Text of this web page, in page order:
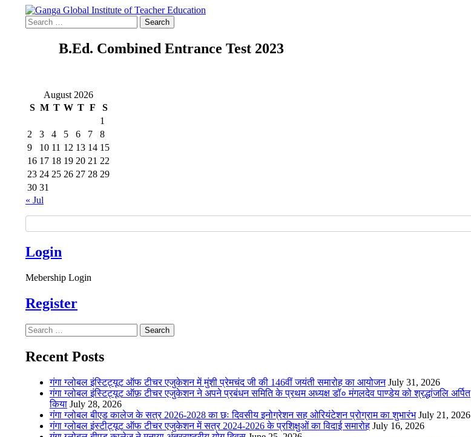
content Ganga Global Institute of Teacher Education
Search
Search
for:
B.Ed. Combined Entrance Test 2023
August 2026
S M T W T F
S
1
2
3 4 5 6 7
8
9
10 11 12 13 14 15
16 17 18 19 20 21 22
23 24 25 26 27 28 29
30 31
« Jul
Excellence in Education
Login
Mebership Login
Register
Search
for:
Recent Posts
गंगा ग्लोबल इंस्टिट्यूट ऑफ टीचर एजुकेशन में मुंशी प्रेमचंद जी की 146वीं जयंती समारोह का आयोजन July 31, 2026
गंगा ग्लोबल इंस्टिट्यूट ऑफ़ टीचर एजुकेशन ने अपने प्रबंधन समिति के प्रथम अध्यक्ष डॉ० मंगलदेव पाण्डेय को श्रद्धांजलि अर्पित
किया July 28, 2026
गंगा ग्लोबल बीएड कालेज के सत्र 2026-2028 का छः दिवसीय इनोग्रेशन सह ओरियंटेशन प्रोग्राम का शुभारंभ July 21, 2026
गंगा ग्लोबल इंस्टीट्यूट ऑफ टीचर एजुकेशन में सत्र 2024-2026 के प्रशिक्षुओं का विदाई समारोह July 16, 2026